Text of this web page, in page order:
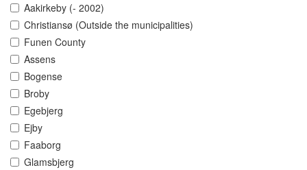
Aakirkeby (- 2002)
Christiansø (Outside the municipalities)
Funen County
Assens
Bogense
Broby
Egebjerg
Ejby
Faaborg
Glamsbjerg